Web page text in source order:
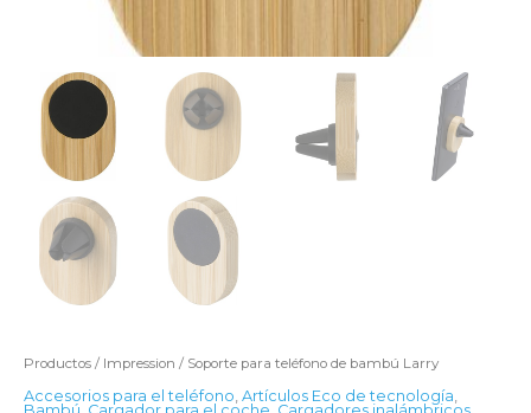
Productos / Impression / Soporte para teléfono de bambú Larry
Accesorios para el teléfono, Artículos Eco de tecnología,